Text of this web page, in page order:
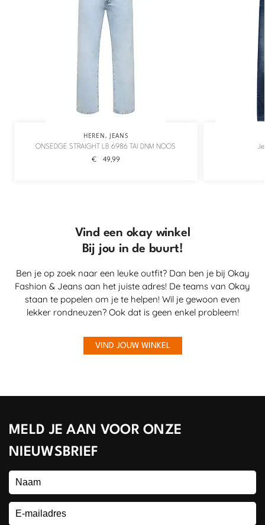
HEREN, JEANS
ONSEDGE STRAIGHT LB 6986 TAI DNM NOOS
€ 49,99
Vind een okay winkel
Bij jou in de buurt!
Ben je op zoek naar een leuke outfit? Dan ben je bij Okay
Fashion & Jeans aan het juiste adres! De teams van Okay
staan te popelen om je te helpen! Wil je gewoon even
lekker rondneuzen? Ook dat is geen enkel probleem!
VIND JOUW WINKEL
MELD JE AAN VOOR ONZE
NIEUWSBRIEF